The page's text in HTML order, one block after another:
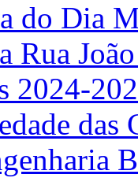
do Dia
Rua
2024-